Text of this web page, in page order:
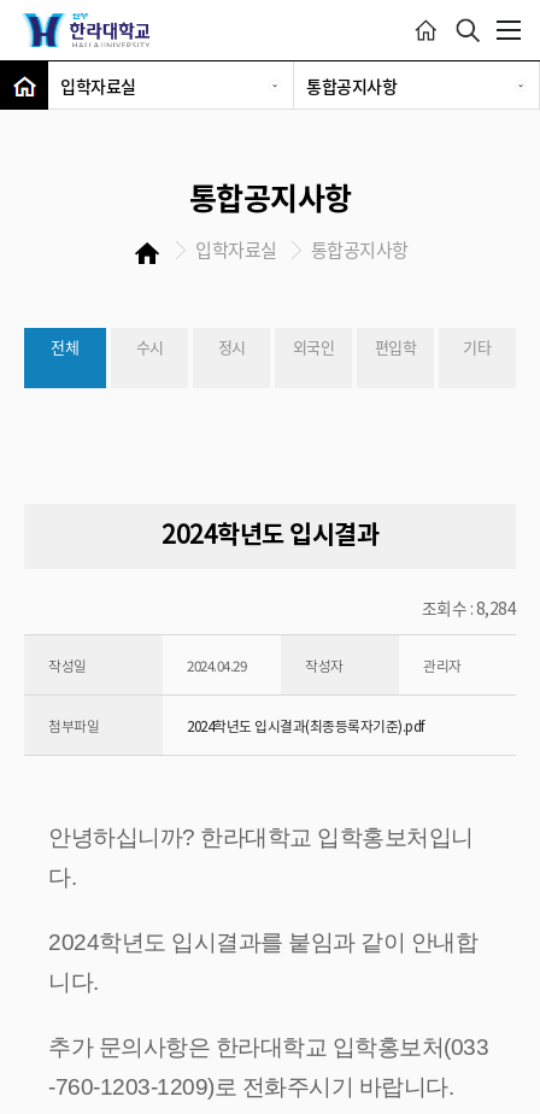
입학자료실 통합공지사항
통합공지사항
입학자료실 통합공지사항
전체 수시 정시 외국인 편입학 기타
2024학년도 입시결과
조회수 : 8,284
작성일 2024.04.29 작성자 관리자
첨부파일 2024학년도 입시결과(최종등록자기준).pdf
안녕하십니까? 한라대학교 입학홍보처입니
다.
2024학년도 입시결과를 붙임과 같이 안내합
니다.
추가 문의사항은 한라대학교 입학홍보처(033
-760-1203-1209)로 전화주시기 바랍니다.